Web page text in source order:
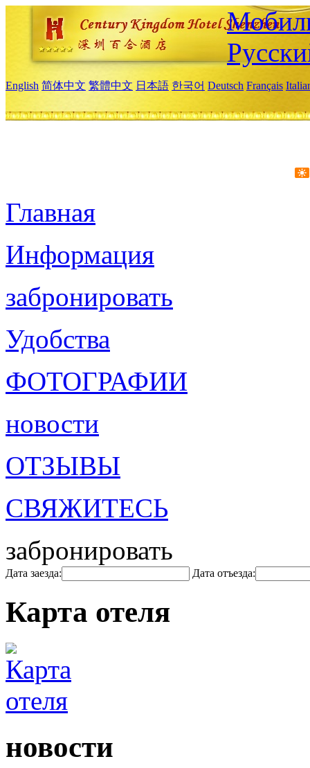
English 简体中文 繁體中文 日本語 한국어 Deutsch Français
Главная
Информация
забронировать
Удобства
ФОТОГРАФИИ
новости
ОТЗЫВЫ
СВЯЖИТЕСЬ
забронировать
Дата заезда: Дата отъезда:
Карта отеля
новости